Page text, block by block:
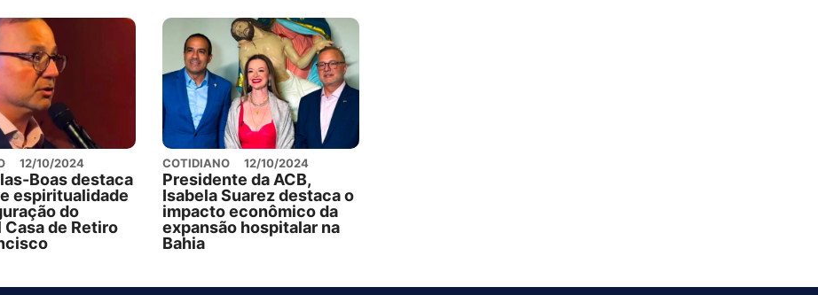
12/10/2024
Boas destaca
espiritualidade
do
Casa de Retiro
COTIDIANO 12/10/2024
Presidente da ACB,
Isabela Suarez destaca o
impacto econômico da
expansão hospitalar na
Bahia